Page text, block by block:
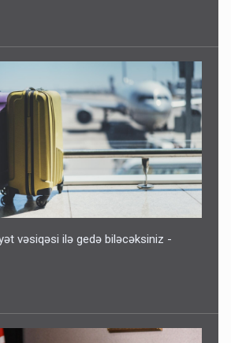
vətədaşlarını deport etdi
vəsiqəsi ilə gedə biləcəksiniz -